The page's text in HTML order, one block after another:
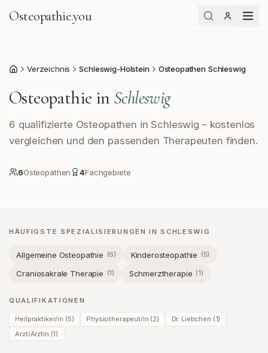
Osteopathie.you
Start Verzeichnis Schleswig-Holstein Osteopathen Schleswig
Osteopathie in Schleswig
6 qualifizierte Osteopathen in Schleswig – kostenlos
vergleichen und den passenden Therapeuten finden.
6Osteopathen 4Fachgebiete
HÄUFIGSTE SPEZIALISIERUNGEN INSCHLESWIG
Allgemeine Osteopathie (6) Kinderosteopathie (5)
Craniosakrale Therapie (1) Schmerztherapie (1)
QUALIFIKATIONEN
Heilpraktiker/in (5) Physiotherapeut/in (2) Dr. Liebchen (1)
Arzt/Ärztin (1)